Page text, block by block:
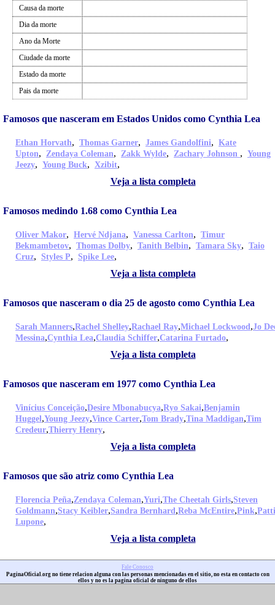
Causa da morte
Dia da morte
Ano da Morte
Ciudade da morte
Estado da morte
Pais da morte
Famosos que nasceram em Estados Unidos como Cynthia Lea
Ethan Horvath, Thomas Garner, James Gandolfini, Kate
Upton, Zendaya Coleman, Zakk Wylde, Zachary Johnson , Young
Jeezy, Young Buck, Xzibit,
Veja a lista completa
Famosos medindo 1.68 como Cynthia Lea
Oliver Makor, Hervé Ndjana, Vanessa Carlton, Timur
Bekmambetov, Thomas Dolby, Tanith Belbin, Tamara Sky, Taio
Cruz, Styles P, Spike Lee,
Veja a lista completa
Famosos que nasceram o dia 25 de agosto como Cynthia Lea
Sarah Manners,Rachel Shelley,Rachael Ray,Michael Lockwood,Jo
Messina,Cynthia Lea,Claudia Schiffer,Catarina Furtado,
Veja a lista completa
Famosos que nasceram em 1977 como Cynthia Lea
Vinícius Conceição,Desire Mbonabucya,Ryo Sakai,Benjamin
Huggel,Young Jeezy,Vince Carter,Tom Brady,Tina Maddigan,Tim
Credeur,Thierry Henry,
Veja a lista completa
Famosos que são atriz como Cynthia Lea
Florencia Peña,Zendaya Coleman,Yuri,The Cheetah Girls,Steven
Goldmann,Stacy Keibler,Sandra Bernhard,Reba McEntire,Pink,Patti
Lupone,
Veja a lista completa
Fale Conosco
PaginaOficial.org no tiene relacion alguna con las personas mencionadas en el sitio, no esta en contacto con
ellos y no es la pagina oficial de ninguno de ellos